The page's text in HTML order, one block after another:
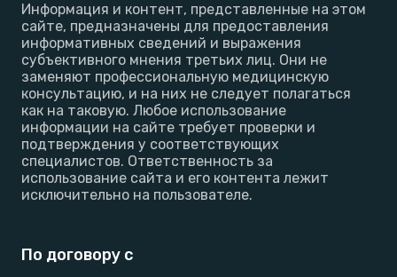
Информация и контент, представленные на этом
сайте, предназначены для предоставления
информативных сведений и выражения
субъективного мнения третьих лиц. Они не
заменяют профессиональную медицинскую
консультацию, и на них не следует полагаться
как на таковую. Любое использование
информации на сайте требует проверки и
подтверждения у соответствующих
специалистов. Ответственность за
использование сайта и его контента лежит
исключительно на пользователе.
По договору с